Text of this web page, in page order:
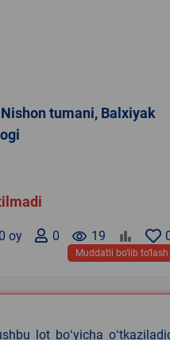
tumani, Balxiyak
remove_red_eye 19
0
oy
Muddatli bo‘lib to‘lash
lot boʻyicha